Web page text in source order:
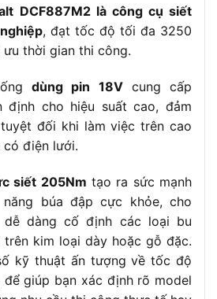
1/4 inch (6.25mm), chuôi ngắn
(bao gồm pin)
x 80 x 200 mm (xấp xỉ)
sau khi nhả cò
độ tốc độ điều chỉnh linh hoạt
năng đảo chiều (bắt/mở vít)
cặp tháo lắp nhanh
cầm bọc cao su chống trượt
DCF887M2 là công cụ siết
, đạt tốc độ tối đa 3250
thời gian thi công.
dùng pin 18Vcung cấp
định cho hiệu suất cao, đảm
đối khi làm việc trên cao
có điện lưới.
siết 205Nm tạo ra sức mạnh
búa đập cực khỏe, cho
dễ dàng cố định các loại bu
kim loại dày hoặc gỗ đặc.
kỹ thuật ấn tượng về tốc độ
giúp bạn xác định rõ model